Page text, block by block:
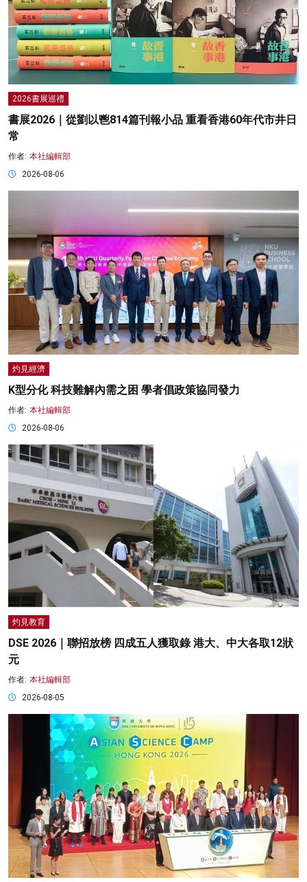
2026書展巡禮
書展2026｜從劉以鬯814篇刊報小品 重看香港60年代市井日
常
作者: 本社編輯部
2026-08-06
灼見經濟
K型分化 科技難解內需之困 學者倡政策協同發力
作者: 本社編輯部
2026-08-06
灼見教育
DSE 2026｜聯招放榜 四成五人獲取錄 港大、中大各取12狀
元
作者: 本社編輯部
2026-08-05